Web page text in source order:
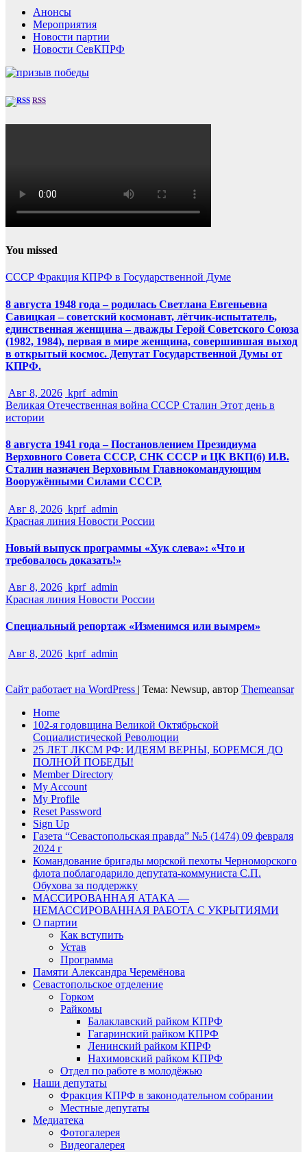
Анонсы
Мероприятия
Новости партии
Новости СевКПРФ
RSS
You missed
СССР Фракция КПРФ в Государственной Думе
8 августа 1948 года – родилась Светлана Евгеньевна
Савицкая – советский космонавт, лётчик-испытатель,
единственная женщина – дважды Герой Советского Союза
(1982, 1984), первая в мире женщина, совершившая выход
в открытый космос. Депутат Государственной Думы от
КПРФ.
Авг 8, 2026 kprf_admin
Великая Отечественная война СССР Сталин Этот день в
истории
8 августа 1941 года – Постановлением Президиума
Верховного Совета СССР, СНК СССР и ЦК ВКП(б) И.В.
Сталин назначен Верховным Главнокомандующим
Вооружёнными Силами СССР.
Авг 8, 2026 kprf_admin
Красная линия Новости России
Новый выпуск программы «Хук слева»: «Что и
требовалось доказать!»
Авг 8, 2026 kprf_admin
Красная линия Новости России
Специальный репортаж «Изменимся или вымрем»
Авг 8, 2026 kprf_admin
Сайт работает на WordPress | Тема: Newsup, автор Themeansar
Home
102-я годовщина Великой Октябрьской
Социалистической Революции
25 ЛЕТ ЛКСМ РФ: ИДЕЯМ ВЕРНЫ, БОРЕМСЯ ДО
ПОЛНОЙ ПОБЕДЫ!
Member Directory
My Account
My Profile
Reset Password
Sign Up
Газета “Севастопольская правда” №5 (1474) 09 февраля
2024 г
Командование бригады морской пехоты Черноморского
флота поблагодарило депутата-коммуниста С.П.
Обухова за поддержку
МАССИРОВАННАЯ АТАКА —
НЕМАССИРОВАННАЯ РАБОТА С УКРЫТИЯМИ
О партии
Как вступить
Устав
Программа
Памяти Александра Черемёнова
Севастопольское отделение
Горком
Райкомы
Балаклавский райком КПРФ
Гагаринский райком КПРФ
Ленинский райком КПРФ
Нахимовский райком КПРФ
Отдел по работе в молодёжью
Наши депутаты
Фракция КПРФ в законодательном собрании
Местные депутаты
Медиатека
Фотогалерея
Видеогалерея